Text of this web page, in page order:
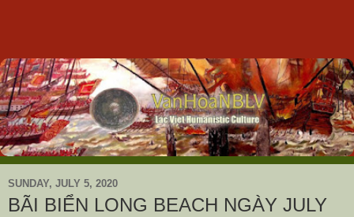
SUNDAY, JULY 5, 2020
BÃI BIỂN LONG BEACH NGÀY JULY